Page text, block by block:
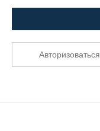
Авторизоваться